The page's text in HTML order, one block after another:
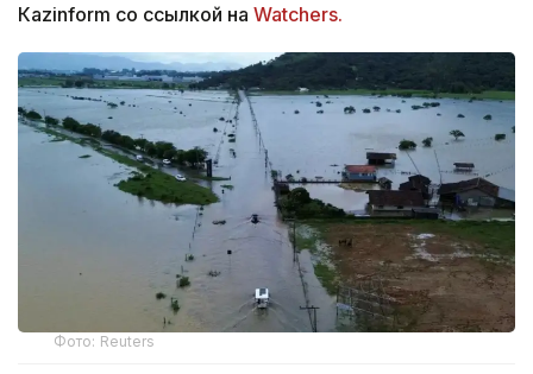
Кazinform со ссылкой на Watchers.
Фото: Reuters